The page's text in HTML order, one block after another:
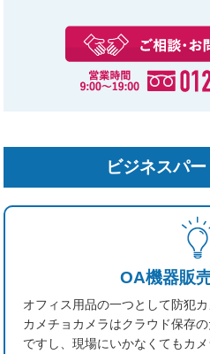
ビジネスパ
OA機器販
オフィス用品の一つとして防犯カ
カメチョカメラはクラウド保存
ですし、現場にいかなくてもカ